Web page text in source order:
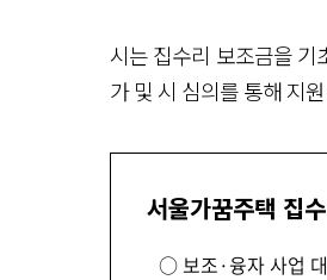
시는 집수리 보조금을 기
가 및 시 심의를 통해 지
서울가꿈주택 집
○ 보조·융자 사업